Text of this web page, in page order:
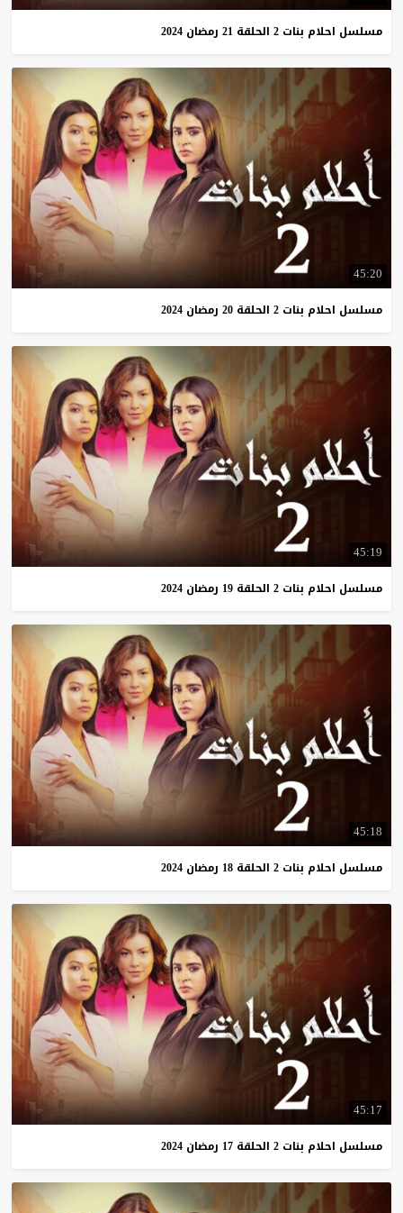
مسلسل احلام بنات 2 الحلقة 21 رمضان 2024
45:20
مسلسل احلام بنات 2 الحلقة 20 رمضان 2024
45:19
مسلسل احلام بنات 2 الحلقة 19 رمضان 2024
45:18
مسلسل احلام بنات 2 الحلقة 18 رمضان 2024
45:17
مسلسل احلام بنات 2 الحلقة 17 رمضان 2024